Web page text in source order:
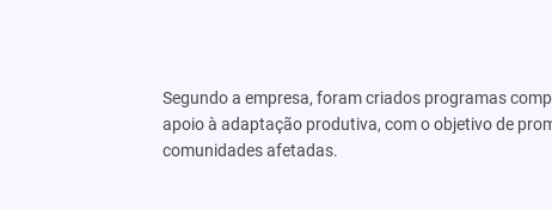
Segundo a empresa, foram criados programas
apoio à adaptação produtiva, com o objetivo de
comunidades afetadas.